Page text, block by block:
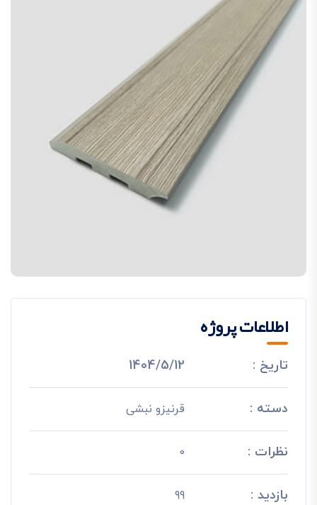
اطلاعات پروژه
تاریخ : 1404/5/12
دسته : قرنیزو نبشی
نظرات : 0
بازدید : 99